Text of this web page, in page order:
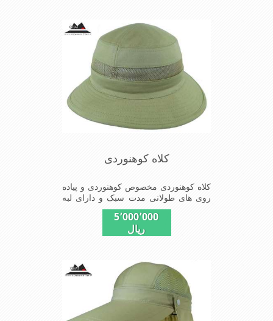
کلاه کوهنوردی
کلاه کوهنوردی مخصوص کوهنوردی و پیاده
روی های طولانی مدت سبک و دارای لبه
های بلند برای جلو گیری بیشتر از تابش نور
خورشید بر صورت تا شانه ها
5٬000٬000
ریال